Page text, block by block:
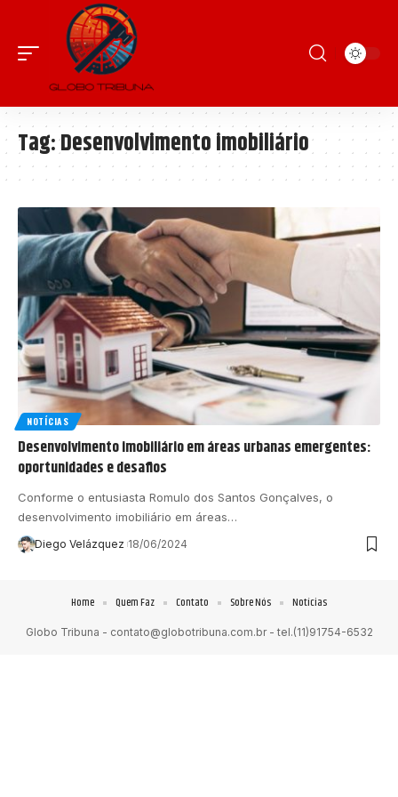
Tag:Desenvolvimento imobiliário
NOTÍCIAS
Desenvolvimento imobiliário em áreas urbanas emergentes:
oportunidades e desafios
Conforme o entusiasta Romulo dos Santos Gonçalves, o
desenvolvimento imobiliário em áreas…
Diego Velázquez 18/06/2024
Globo Tribuna - contato@globotribuna.com.br- tel.(11)91754-6532
Home Quem Faz Contato Sobre Nós Notícias